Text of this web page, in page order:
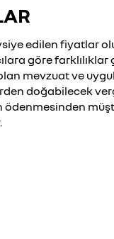
edilen fiyatlar
göre
mevzuat ve
doğabilecek
ödenmesinden